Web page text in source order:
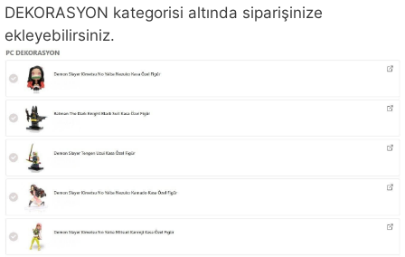
DEKORASYON kategorisi altında siparişinize
ekleyebilirsiniz.